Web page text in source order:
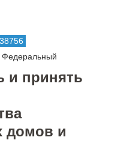
Федеральный
и принять
домов и